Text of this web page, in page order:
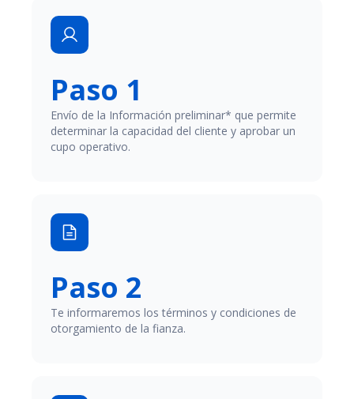
Paso 1
Envío de la Información preliminar* que permite
determinar la capacidad del cliente y aprobar un
cupo operativo.
Paso 2
Te informaremos los términos y condiciones de
otorgamiento de la fianza.